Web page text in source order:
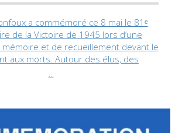
a commémoré ce 8 mai le 81ᵉ
de la Victoire de 1945 lors d’une
et de recueillement devant le
aux morts. Autour des élus, des
...